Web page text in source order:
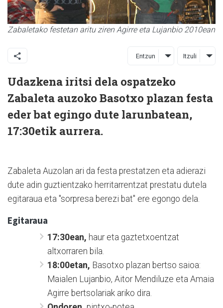
Zabaletako festetan aritu ziren Agirre eta Lujanbio 2010ean
Entzun Itzuli
Udazkena iritsi dela ospatzeko
Zabaleta auzoko Basotxo plazan festa
eder bat egingo dute larunbatean,
17:30etik aurrera.
Zabaleta Auzolan ari da festa prestatzen eta adierazi
dute adin guztientzako herritarrentzat prestatu dutela
egitaraua eta "sorpresa berezi bat" ere egongo dela.
Egitaraua
17:30ean, haur eta gaztetxoentzat
altxorraren bila.
18:00etan, Basotxo plazan bertso saioa:
Maialen Lujanbio, Aitor Mendiluze eta Amaia
Agirre bertsolariak ariko dira.